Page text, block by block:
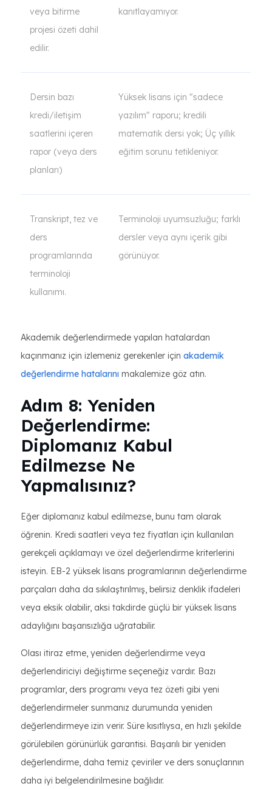
veya bitirme
projesi özeti dahil
edilir.
kanıtlayamıyor.
Dersin bazı
kredi/iletişim
saatlerini içeren
rapor (veya ders
planları)
Yüksek lisans için "sadece
yazılım" raporu; kredili
matematik dersi yok; Üç yıllık
eğitim sorunu tetikleniyor.
Transkript, tez ve
ders
programlarında
terminoloji
kullanımı.
Terminoloji uyumsuzluğu; farklı
dersler veya aynı içerik gibi
görünüyor.
Akademik değerlendirmede yapılan hatalardan
kaçınmanız için izlemeniz gerekenler için akademik
değerlendirme hatalarını makalemize göz atın.
Adım 8: Yeniden
Değerlendirme:
Diplomanız Kabul
Edilmezse Ne
Yapmalısınız?
Eğer diplomanız kabul edilmezse, bunu tam olarak
öğrenin. Kredi saatleri veya tez fiyatları için kullanılan
gerekçeli açıklamayı ve özel değerlendirme kriterlerini
isteyin. EB-2 yüksek lisans programlarının değerlendirme
parçaları daha da sıkılaştırılmış, belirsiz denklik ifadeleri
veya eksik olabilir, aksi takdirde güçlü bir yüksek lisans
adaylığını başarısızlığa uğratabilir.
Olası itiraz etme, yeniden değerlendirme veya
değerlendiriciyi değiştirme seçeneğiz vardır. Bazı
programlar, ders programı veya tez özeti gibi yeni
değerlendirmeler sunmanız durumunda yeniden
değerlendirmeye izin verir. Süre kısıtlıysa, en hızlı şekilde
görülebilen görünürlük garantisi. Başarılı bir yeniden
değerlendirme, daha temiz çeviriler ve ders sonuçlarının
daha iyi belgelendirilmesine bağlıdır.